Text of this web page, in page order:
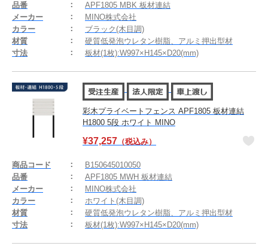
品番
APF1805 MBK 板材連結
メーカー
MINO株式会社
カラー
ブラック(木目調)
材質
硬質低発泡ウレタン樹脂、アルミ押出型材
寸法
板材(1枚):W997×H145×D20(mm)
彩木プライベートフェンス APF1805 板材連結
H1800 5段 ホワイト MINO
¥37,257 （税込み）
商品コード
B150645010050
品番
APF1805 MWH 板材連結
メーカー
MINO株式会社
カラー
ホワイト(木目調)
材質
硬質低発泡ウレタン樹脂、アルミ押出型材
寸法
板材(1枚):W997×H145×D20(mm)